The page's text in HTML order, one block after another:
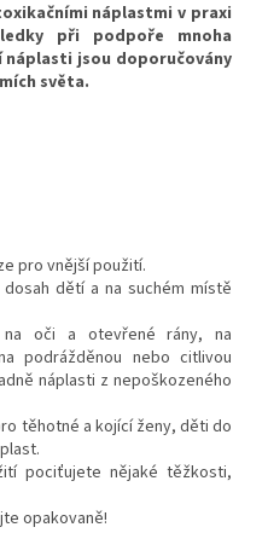
náplastmi v praxi
při podpoře mnoha
jsou doporučovány
světa.
pro vnější použití.
dětí a na suchém místě
na oči a otevřené rány, na
podrážděnou nebo citlivou
náplasti z nepoškozeného
těhotné a kojící ženy, děti do
pociťujete nějaké těžkosti,
opakovaně!